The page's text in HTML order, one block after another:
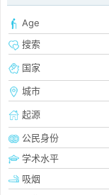
Age
搜索
国家
城市
起源
公民身份
学术水平
吸烟